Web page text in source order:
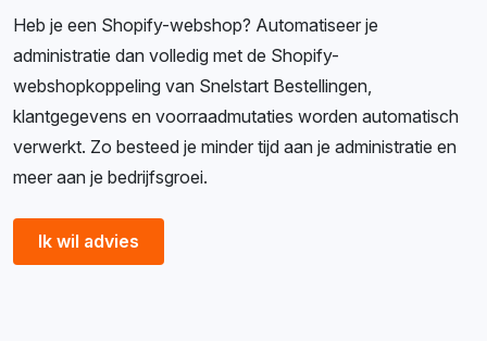
Heb je een Shopify-webshop? Automatiseer je
administratie dan volledig met de Shopify-
webshopkoppeling van Snelstart Bestellingen,
klantgegevens en voorraadmutaties worden automatisch
verwerkt. Zo besteed je minder tijd aan je administratie en
meer aan je bedrijfsgroei.
Ik wil advies